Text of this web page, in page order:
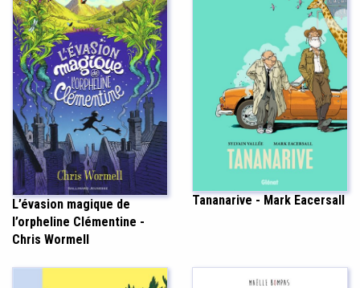
L’évasion magique de
l’orpheline Clémentine -
Chris Wormell
Tananarive - Mark Eacersall